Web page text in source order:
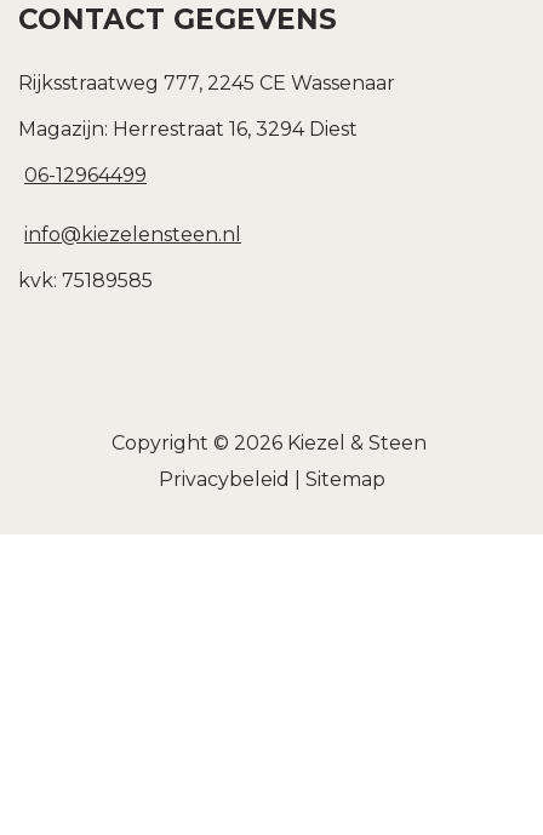
CONTACT GEGEVENS
Rijksstraatweg 777, 2245 CE Wassenaar
Magazijn: Herrestraat 16, 3294 Diest
06-12964499
info@kiezelensteen.nl
kvk: 75189585
Copyright © 2026 Kiezel & Steen
Privacybeleid
Sitemap